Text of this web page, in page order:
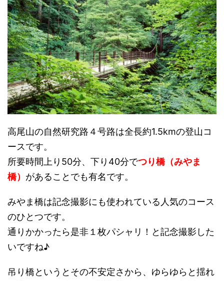
高尾山の自然研究路４号路は全長約1.5kmの登山コ
ースです。
所要時間上り50分、下り40分でつり橋（みやま
橋） があることでも有名です。
みやま橋は記念撮影にも使われている人気のコース
のひとつです。
通りかかったら是非１枚パシャリ！と記念撮影した
いですね♪
吊り橋というとその不安定さから、ゆらゆらと揺れ